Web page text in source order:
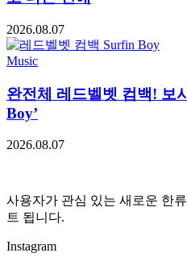
2026.08.07
Music
완전체 레드벨벳 컴백! 보
Boy’
2026.08.07
사용자가 관심 있는 새로운 한
트 됩니다.
Instagram